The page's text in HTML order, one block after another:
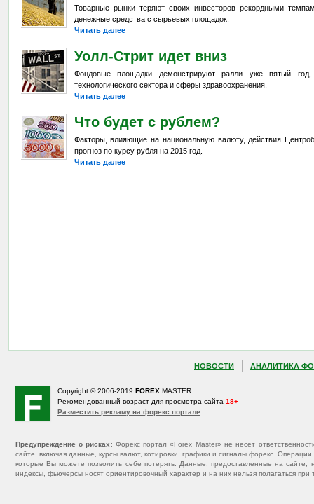
Товарные рынки теряют своих инвесторов рекордными
денежные средства с сырьевых площадок.
Читать далее
Уолл-Стрит идет вниз
Фондовые площадки демонстрируют ралли уже пятый
технологического сектора и сферы здравоохранения.
Читать далее
Что будет с рублем?
Факторы, влияющие на национальную валюту, действия
прогноз по курсу рубля на 2015 год.
Читать далее
НОВОСТИ АНАЛИТИКА
Copyright © 2006-2019 FOREX MASTER
Рекомендованный возраст для просмотра сайта 18+
Разместить рекламу на форекс портале
Предупреждение о рисках : Форекс портал «Forex Master» не несет
сайте, включая данные, курсы валют, котировки, графики и сигналы форекс.
которые Вы можете позволить себе потерять. Данные, предоставленные на
индексы, фьючерсы носят ориентировочный характер и на них нельзя полагаться при